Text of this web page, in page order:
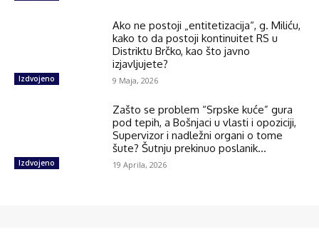
Izdvojeno
Ako ne postoji „entitetizacija“, g. Miliću,
kako to da postoji kontinuitet RS u
Distriktu Brčko, kao što javno
izjavljujete?
9 Maja, 2026
Izdvojeno
Zašto se problem “Srpske kuće” gura
pod tepih, a Bošnjaci u vlasti i opoziciji,
Supervizor i nadležni organi o tome
šute? Šutnju prekinuo poslanik...
19 Aprila, 2026